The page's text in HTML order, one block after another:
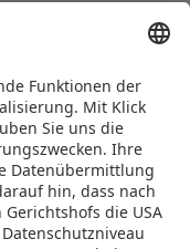
bekannten